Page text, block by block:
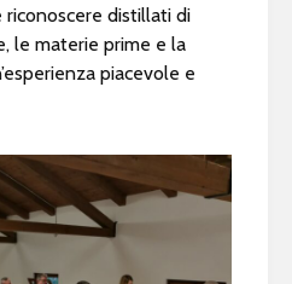
riconoscere distillati di
le materie prime e la
piacevole e